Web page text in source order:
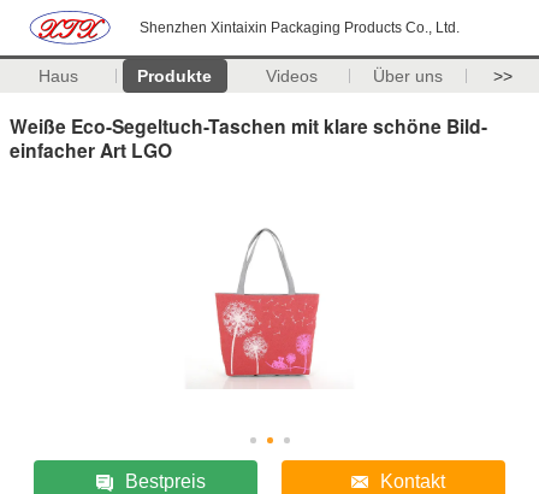
Shenzhen Xintaixin Packaging Products Co., Ltd.
Haus Produkte Videos Über uns >>
Weiße Eco-Segeltuch-Taschen mit klare schöne Bild-
einfacher Art LGO
Bestpreis Kontakt